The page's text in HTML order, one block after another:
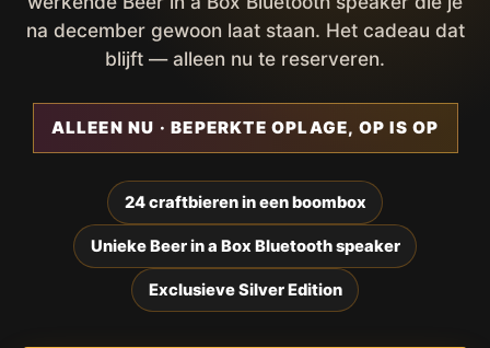
na december gewoon laat staan. Het cadeau dat
blijft — alleen nu te reserveren.
ALLEEN NU · BEPERKTE OPLAGE, OP IS OP
24 craftbieren in een boombox
Unieke Beer in a Box Bluetooth speaker
Exclusieve Silver Edition